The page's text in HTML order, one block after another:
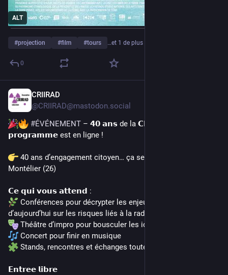
ALT
#projection #film #tours …et 1 de plus
0
CRIIRAD
@CRIIRAD@mastodon.social
#ÉVÉNEMENT – 𝟰𝟬 𝗮𝗻𝘀 de la 𝗖𝗥𝗜𝗜𝗥𝗔𝗗 : le
𝗽𝗿𝗼𝗴𝗿𝗮𝗺𝗺𝗲 est en ligne !
40 ans d’engagement citoyen… ça se fête le 23 mai à
Montélier (26)
𝗖𝗲 𝗾𝘂𝗶 𝘃𝗼𝘂𝘀 𝗮𝘁𝘁𝗲𝗻𝗱 :
Conférences pour décrypter les enjeux d’hier et
d’aujourd’hui sur les risques liés à la radioactivité
Théâtre d’impro pour bousculer les idées reçues
Concert pour finir en musique
Stands, rencontres et échanges toute la journée
𝗘𝗻𝘁𝗿𝗲𝗲 𝗹𝗶𝗯𝗿𝗲